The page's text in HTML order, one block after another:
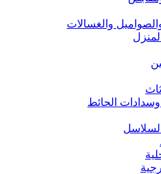
والغسالات
وسدادات الحائط